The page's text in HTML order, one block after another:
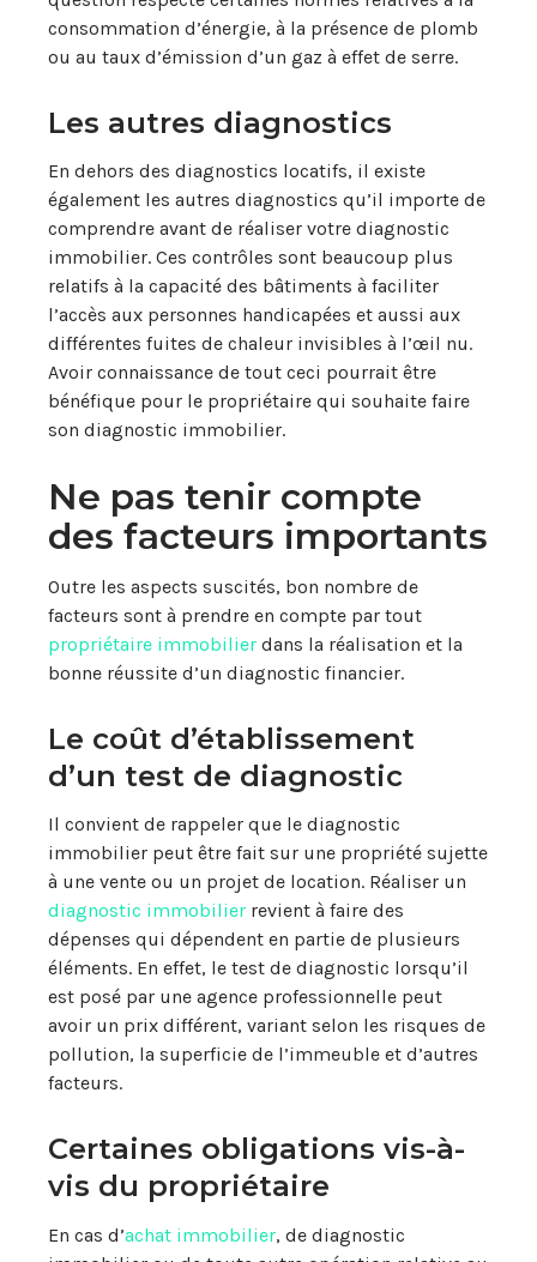
consommation d’énergie, à la présence de plomb
ou au taux d’émission d’un gaz à effet de serre.
Les autres diagnostics
En dehors des diagnostics locatifs, il existe
également les autres diagnostics qu’il importe de
comprendre avant de réaliser votre diagnostic
immobilier. Ces contrôles sont beaucoup plus
relatifs à la capacité des bâtiments à faciliter
l’accès aux personnes handicapées et aussi aux
différentes fuites de chaleur invisibles à l’œil nu.
Avoir connaissance de tout ceci pourrait être
bénéfique pour le propriétaire qui souhaite faire
son diagnostic immobilier.
Ne pas tenir compte
des facteurs importants
Outre les aspects suscités, bon nombre de
facteurs sont à prendre en compte par tout
propriétaire immobilier dans la réalisation et la
bonne réussite d’un diagnostic financier.
Le coût d’établissement
d’un test de diagnostic
Il convient de rappeler que le diagnostic
immobilier peut être fait sur une propriété sujette
à une vente ou un projet de location. Réaliser un
diagnostic immobilier revient à faire des
dépenses qui dépendent en partie de plusieurs
éléments. En effet, le test de diagnostic lorsqu’il
est posé par une agence professionnelle peut
avoir un prix différent, variant selon les risques de
pollution, la superficie de l’immeuble et d’autres
facteurs.
Certaines obligations vis-à-
vis du propriétaire
En cas d’achat immobilier, de diagnostic